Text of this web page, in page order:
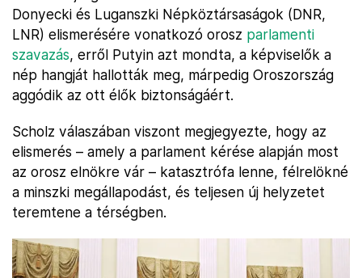
Donyecki és Luganszki Népköztársaságok (DNR,
LNR) elismerésére vonatkozó orosz parlamenti
szavazás, erről Putyin azt mondta, a képviselők a
nép hangját hallották meg, márpedig Oroszország
aggódik az ott élők biztonságáért.
Scholz válaszában viszont megjegyezte, hogy az
elismerés – amely a parlament kérése alapján most
az orosz elnökre vár – katasztrófa lenne, félrelökné
a minszki megállapodást, és teljesen új helyzetet
teremtene a térségben.